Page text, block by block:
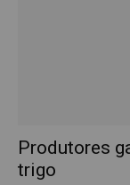
Produtores
trigo